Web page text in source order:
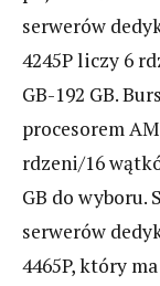
serwerów
4245P liczy 6
GB-192 GB.
procesorem
rdzeni/16
GB do wyboru.
serwerów
4465P, który